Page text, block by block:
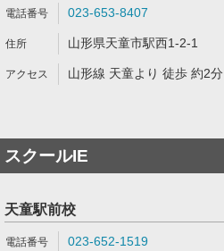
023-653-8407
山形県天童市駅西1-2-1
山形線 天童より 徒歩 約2分
スクールIE
天童駅前校
023-652-1519